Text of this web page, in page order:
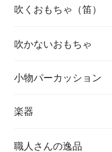
吹くおもちゃ（笛）
吹かないおもちゃ
小物パーカッション
楽器
職人さんの逸品